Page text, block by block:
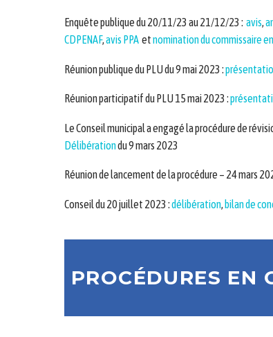
Enquête publique du 20/11/23 au 21/12/23 : avis,
CDPENAF,avis PPA etnomination du commissaire
Réunion publique du PLU du 9 mai 2023 :
Réunion participatif du PLU 15 mai 2023 :
Le Conseil municipal a engagé la procédure de
Délibérationdu 9 mars 2023
Réunion de lancement de la procédure – 24 mars
Conseil du 20 juillet 2023 :délibération, bilan de
PROCÉDURES EN